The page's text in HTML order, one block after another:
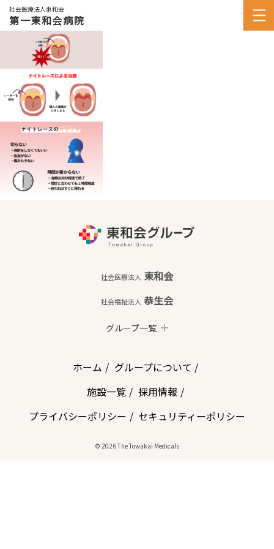
社会医療法人東和会
第一東和会病院
社会医療法人 東和会
社会福祉法人 恭生会
グループ一覧
ホーム
グループについて
施設一覧
採用情報
プライバシーポリシー
セキュリティーポリシー
© 2026 The Towakai Medicals